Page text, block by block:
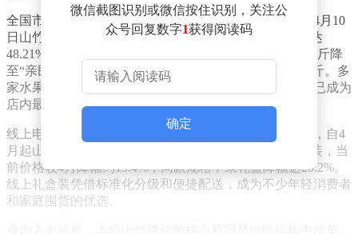
全国市场行情与深圳同步。北京新发地官网数据显示，4月10
日山竹均价为28元/斤，5月31日已降至14.5元/斤，跌幅达
48.21%。在浙江杭州，山竹价格也从上市初期的近50元/斤降
至“亲民区间”，桐庐县城部分门店优质鲜果仅售16.8元/斤。多
家水果店反映，近期销量较价格高位时增长明显，山竹已成为
店内最畅销的水果单品之一。
线上电商渠道同样迎来降价潮。某平台价格曲线图显示，自4
月起山竹礼盒售价持续下行：精选优质3A大果3斤礼盒装，当
前价格较4月降幅约19.4%；同款规格中果礼盒降幅达20.2%。
线上礼盒装凭借标准化分级和便捷配送，成为不少年轻消费者
和家庭囤货的优选。
微信截图识别或微信按住识别，关注公
众号回复数字1获得阅读码
确定